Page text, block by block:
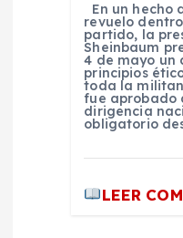
En un hecho
revuelo
partido, la
Sheinbaum
4 de mayo un
principios
toda la
fue aprobado
dirigencia
obligatorio
LEER